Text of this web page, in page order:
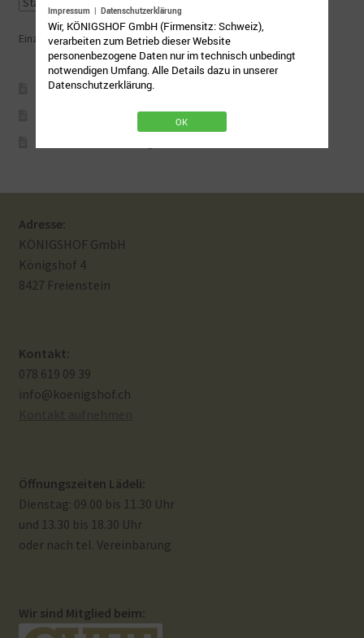
Saferpay Checkout
Twint – QR-Code KÖNIGSHOF
Warenkorb
Widerrufsbelehrung
Galerie
Einzelnes Ergebnis wird angezeigt
AGB
Adresse:
KÖNIGSHOF GmbH
Königshof 4
8427 Freienstein
Kontakt:
078 619 09 39
info@koenigshof.ch
Öffnungszeiten Lädeli:
Dienstag: 09.00 bis 11.30 Uhr
und 13.30 bis 18.30 Uhr
oder nach tel. Vereinbarung
Wir sind Mitglied beim:
Impressum | Datenschutzerklärung
Wir, KÖNIGSHOF GmbH (Firmensitz: Schweiz),
verarbeiten zum Betrieb dieser Website
personenbezogene Daten nur im technisch unbedingt
notwendigen Umfang. Alle Details dazu in unserer
Datenschutzerklärung.
OK